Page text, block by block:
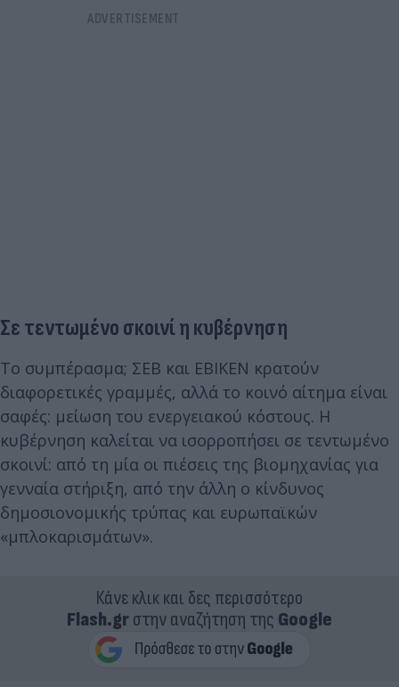
Σε τεντωμένο σκοινί η κυβέρνηση
Το συμπέρασμα; ΣΕΒ και ΕΒΙΚΕΝ κρατούν
διαφορετικές γραμμές, αλλά το κοινό αίτημα είναι
σαφές: μείωση του ενεργειακού κόστους. Η
κυβέρνηση καλείται να ισορροπήσει σε τεντωμένο
σκοινί: από τη μία οι πιέσεις της βιομηχανίας για
γενναία στήριξη, από την άλλη ο κίνδυνος
δημοσιονομικής τρύπας και ευρωπαϊκών
«μπλοκαρισμάτων».
Κάνε κλικ και δες περισσότερο
Flash.grστην αναζήτηση της Google